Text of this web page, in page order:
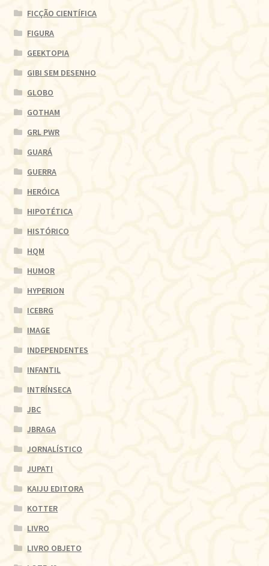
FICÇÃO CIENTÍFICA
FIGURA
GEEKTOPIA
GIBI SEM DESENHO
GLOBO
GOTHAM
GRL PWR
GUARÁ
GUERRA
HERÓICA
HIPOTÉTICA
HISTÓRICO
HQM
HUMOR
HYPERION
ICEBRG
IMAGE
INDEPENDENTES
INFANTIL
INTRÍNSECA
JBC
JBRAGA
JORNALÍSTICO
JUPATI
KAIJU EDITORA
KOTTER
LIVRO
LIVRO OBJETO